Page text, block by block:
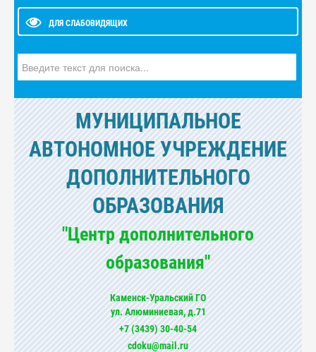
ДЛЯ СЛАБОВИДЯЩИХ
МУНИЦИПАЛЬНОЕ
АВТОНОМНОЕ УЧРЕЖДЕНИЕ
ДОПОЛНИТЕЛЬНОГО
ОБРАЗОВАНИЯ
"Центр дополнительного
образования"
Каменск-Уральский ГО
ул. Алюминиевая, д.71
+7 (3439) 30-40-54
cdoku@mail.ru